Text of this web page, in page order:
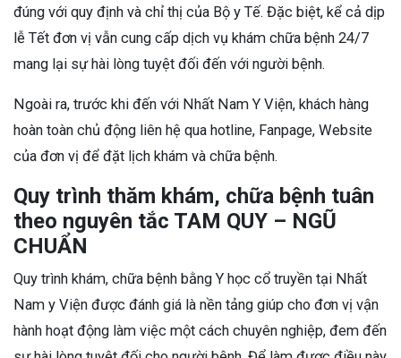
đúng với quy định và chỉ thị của Bộ y Tế. Đặc biệt, kể cả dịp
lễ Tết đơn vị vẫn cung cấp dịch vụ khám chữa bệnh 24/7
mang lại sự hài lòng tuyệt đối đến với người bệnh.
Ngoài ra, trước khi đến với Nhất Nam Y Viện, khách hàng
hoàn toàn chủ động liên hệ qua hotline, Fanpage, Website
của đơn vị để đặt lịch khám và chữa bệnh.
Quy trình thăm khám, chữa bệnh tuân
theo nguyên tắc TAM QUY – NGŨ
CHUẨN
Quy trình khám, chữa bệnh bằng Y học cổ truyền tại Nhất
Nam y Viện được đánh giá là nền tảng giúp cho đơn vị vận
hành hoạt động làm việc một cách chuyên nghiệp, đem đến